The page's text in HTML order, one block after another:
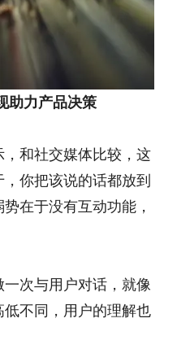
助力产品决策
和社交媒体比较，这
你把该说的话都放到
在于没有互动功能，
次与用户对话，就像
不同，用户的理解也